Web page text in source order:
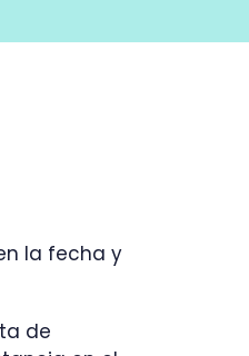
la fecha y
de